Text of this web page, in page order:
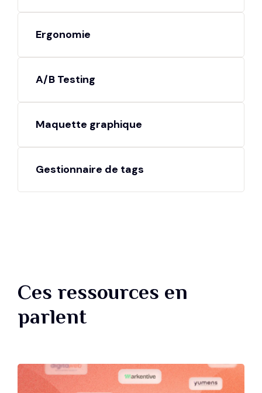
Ergonomie
A/B Testing
Maquette graphique
Gestionnaire de tags
Ces ressources en
parlent